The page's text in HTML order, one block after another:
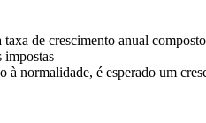
de crescimento anual
impostas
normalidade, é esperado um